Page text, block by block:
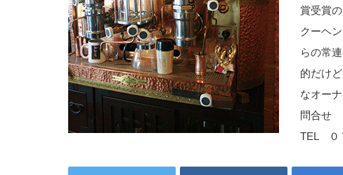
賞受賞
クーヘ
らの常
的だけ
なオー
問合せ
TEL ０